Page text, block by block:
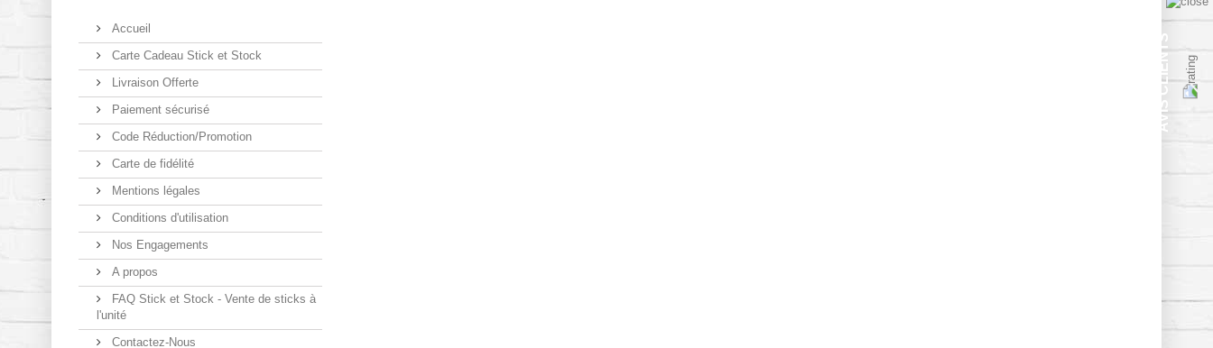
Accueil
Carte Cadeau Stick et Stock
Livraison Offerte
Paiement sécurisé
Code Réduction/Promotion
Carte de fidélité
Mentions légales
Conditions d'utilisation
Nos Engagements
A propos
FAQ Stick et Stock - Vente de sticks à
l'unité
Contactez-Nous
AVIS CLIENTS